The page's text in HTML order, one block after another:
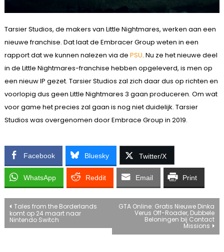
Tarsier Studios, de makers van Little Nightmares, werken aan een
nieuwe franchise. Dat laat de Embracer Group weten in een
rapport dat we kunnen nalezen via de PSU. Nu ze het nieuwe deel
in de Little Nightmares-franchise hebben opgeleverd, is men op
een nieuw IP gezet. Tarsier Studios zal zich daar dus op richten en
voorlopig dus geen Little Nightmares 3 gaan produceren. Om wat
voor game het precies zal gaan is nog niet duidelijk. Tarsier
Studios was overgenomen door Embrace Group in 2019.
Facebook Bluesky Twitter/X
WhatsApp Reddit Email Print
Bericht
navigatie
Tales from the Borderlands
komt op 24 maart naar
Nintendo Switch
GTA Online: Gratis Nieuwe Dinka
Verus Off-Roader, Dubbele
Beloningen bij Contact
Missions